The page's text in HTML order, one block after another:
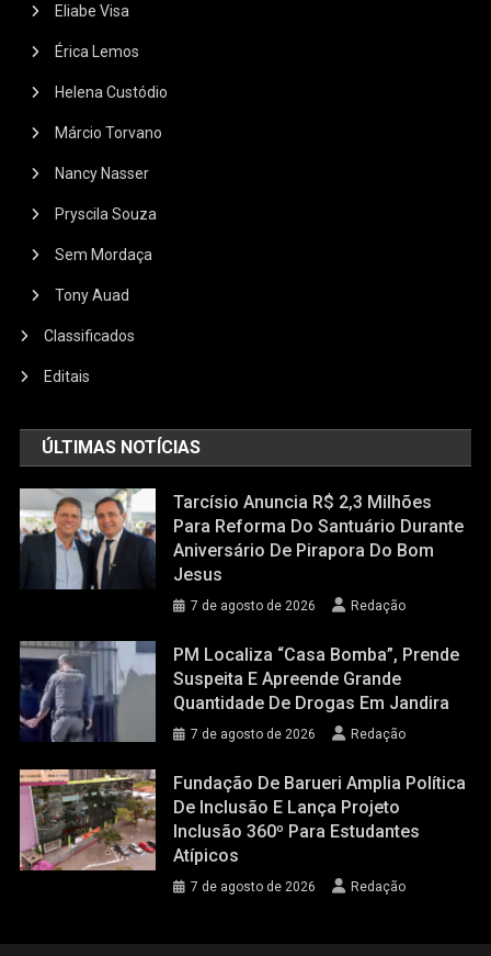
Eliabe Visa
Érica Lemos
Helena Custódio
Márcio Torvano
Nancy Nasser
Pryscila Souza
Sem Mordaça
Tony Auad
Classificados
Editais
ÚLTIMAS NOTÍCIAS
Tarcísio Anuncia R$ 2,3 Milhões
Para Reforma Do Santuário Durante
Aniversário De Pirapora Do Bom
Jesus
7 de agosto de 2026 Redação
PM Localiza “casa Bomba”, Prende
Suspeita E Apreende Grande
Quantidade De Drogas Em Jandira
7 de agosto de 2026 Redação
Fundação De Barueri Amplia Política
De Inclusão E Lança Projeto
Inclusão 360º Para Estudantes
Atípicos
7 de agosto de 2026 Redação